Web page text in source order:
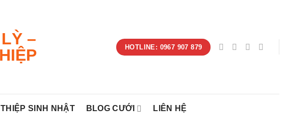
HOTLINE: 0967 907 879
THIỆP SINH NHẬT BLOG CƯỚI LIÊN HỆ